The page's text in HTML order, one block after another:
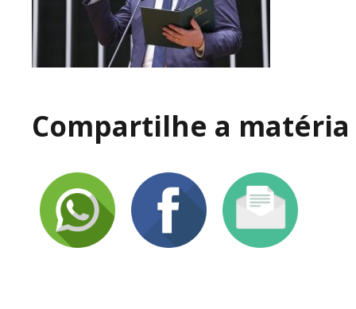
Compartilhe a